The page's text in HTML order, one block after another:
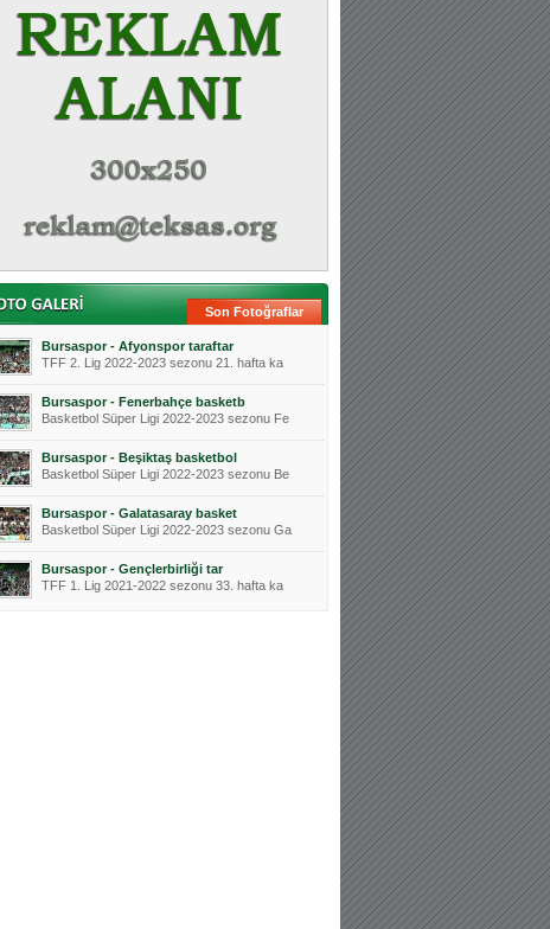
Son Fotoğraflar
Bursaspor - Afyonspor taraftar
TFF 2. Lig 2022-2023 sezonu 21. hafta ka
Bursaspor - Fenerbahçe basketb
Basketbol Süper Ligi 2022-2023 sezonu Fe
Bursaspor - Beşiktaş basketbol
Basketbol Süper Ligi 2022-2023 sezonu Be
Bursaspor - Galatasaray basket
Basketbol Süper Ligi 2022-2023 sezonu Ga
Bursaspor - Gençlerbirliği tar
TFF 1. Lig 2021-2022 sezonu 33. hafta ka